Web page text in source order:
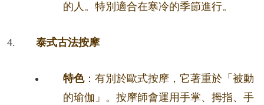
的人。特別適合在寒冷的季節進行。
泰式古法按摩
特色：有別於歐式按摩，它著重於「被動
的瑜伽」。按摩師會運用手掌、拇指、手